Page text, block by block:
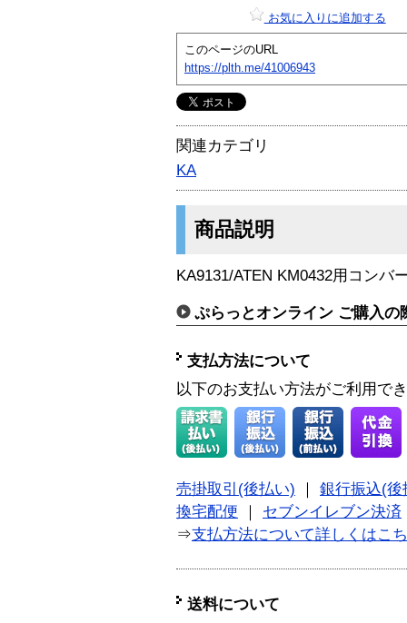
お気に入りに追加する
このページのURL
https://plth.me/41006943
関連カテゴリ
KA
商品説明
KA9131/ATEN KM0432用コンバ
ぷらっとオンライン ご購入の
支払方法について
以下のお支払い方法がご利用で
売掛取引(後払い)
銀行振込(後
換宅配便
セブンイレブン決済
⇒支払方法について詳しくはこ
送料について